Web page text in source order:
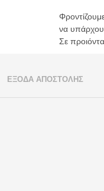
Μπλε
-
να
Σε
ΈΞΟΔΑ ΑΠΟΣΤΟΛΉΣ